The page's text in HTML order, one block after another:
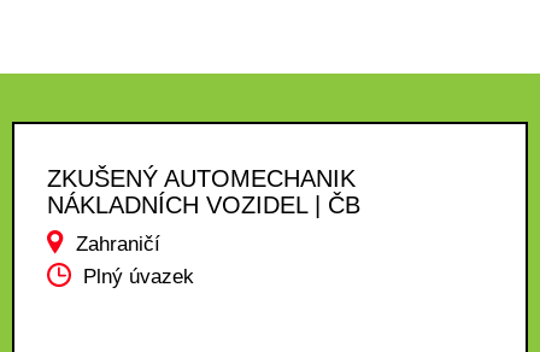
ZKUŠENÝ AUTOMECHANIK
NÁKLADNÍCH VOZIDEL | ČB
Zahraničí
Plný úvazek